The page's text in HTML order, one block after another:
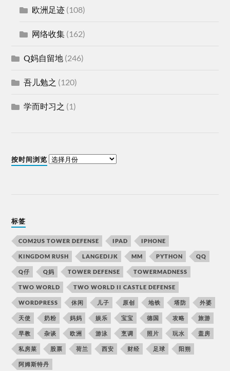
欧洲足迹 (108)
网络收集 (162)
Q妈自留地 (246)
吾儿勉之 (120)
学而时习之 (1)
按时间浏览
标签
COM2US TOWER DEFENSE IPAD IPHONE
KINGDOM RUSH LANGEDIJK MM PYTHON QQ
Q仔 Q妈 TOWER DEFENSE TOWERMADNESS
TWO WORLD TWO WORLD II CASTLE DEFENSE
WORDPRESS 休闲 儿子 原创 地铁 塔防 外婆
天使 奶粉 妈妈 娱乐 宝宝 德国 攻略 旅游
早教 杂谈 欧洲 游泳 烹调 照片 玩水 盖房
私房菜 股票 荷兰 西安 财经 足球 阳朔
阿姆斯特丹